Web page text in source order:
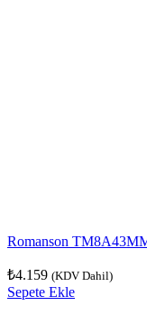
Romanson
₺4.159 (KDV Dahil)
Sepete Ekle